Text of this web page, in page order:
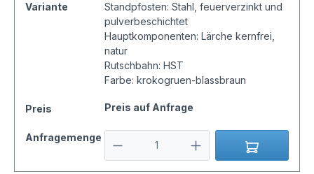
Variante
Standpfosten: Stahl, feuerverzinkt und
pulverbeschichtet
Hauptkomponenten: Lärche kernfrei,
natur
Rutschbahn: HST
Farbe: krokogruen-blassbraun
Preis Preis auf Anfrage
Anfragemenge